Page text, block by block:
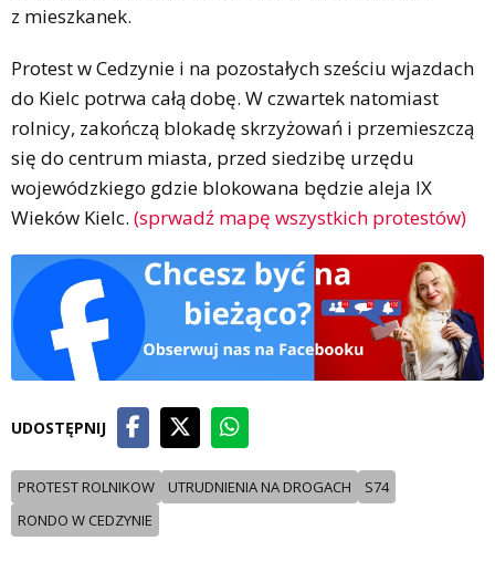
z mieszkanek.
Protest w Cedzynie i na pozostałych sześciu wjazdach
do Kielc potrwa całą dobę. W czwartek natomiast
rolnicy, zakończą blokadę skrzyżowań i przemieszczą
się do centrum miasta, przed siedzibę urzędu
wojewódzkiego gdzie blokowana będzie aleja IX
Wieków Kielc. (sprwadź mapę wszystkich protestów)
UDOSTĘPNIJ
PROTEST ROLNIKOW UTRUDNIENIA NA DROGACH
S74
RONDO W CEDZYNIE